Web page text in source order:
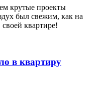
крутые проекты
был свежим, как на
квартире!
в квартиру